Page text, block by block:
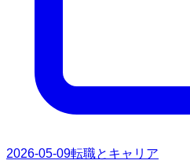
2026-05-09転職とキャリア